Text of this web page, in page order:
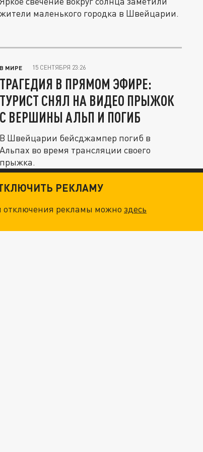
жители маленького городка в Швейцарии.
В МИРЕ 15 СЕНТЯБРЯ 23:26
ТРАГЕДИЯ В ПРЯМОМ ЭФИРЕ:
ТУРИСТ СНЯЛ НА ВИДЕО ПРЫЖОК
С ВЕРШИНЫ АЛЬП И ПОГИБ
В Швейцарии бейсджампер погиб в
Альпах во время трансляции своего
прыжка.
РЕКЛАМУ
отключения рекламы можноздесь